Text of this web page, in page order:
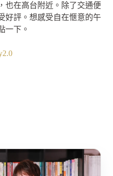
也在高台附近。除了交通便
好評。想感受自在愜意的午
一下。